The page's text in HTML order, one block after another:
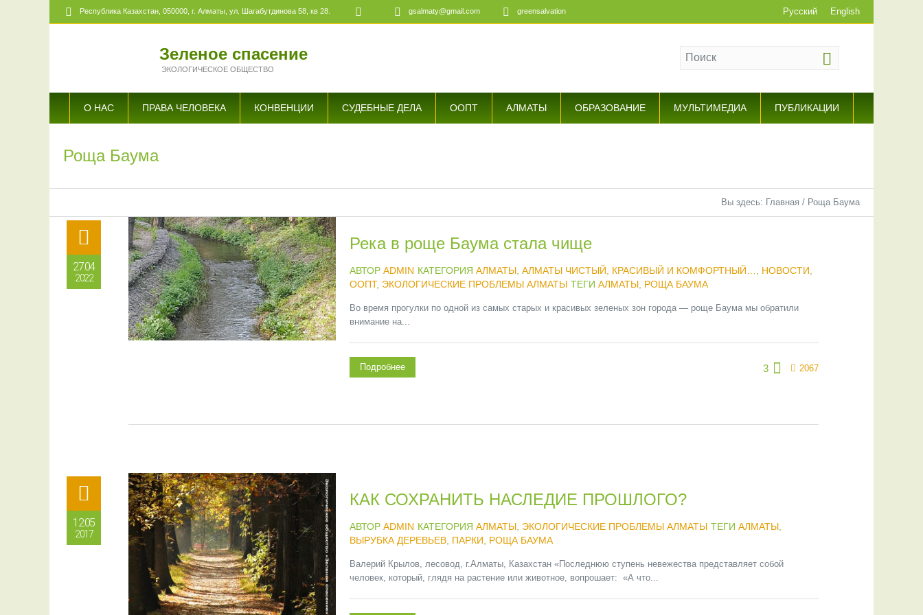
Русский English
Республика Казахстан, 050000, г. Алматы, ул. Шагабутдинова 58, кв 28. gsalmaty@gmail.com greensalvation
Зеленое спасение
ЭКОЛОГИЧЕСКОЕ ОБЩЕСТВО
О НАС ПРАВА ЧЕЛОВЕКА КОНВЕНЦИИ СУДЕБНЫЕ ДЕЛА ООПТ АЛМАТЫ ОБРАЗОВАНИЕ МУЛЬТИМЕДИА ПУБЛИКАЦИИ
Роща Баума
Вы здесь: Главная / Роща Баума
27.04
2022
Река в роще Баума стала чище
АВТОР ADMIN КАТЕГОРИЯ АЛМАТЫ, АЛМАТЫ ЧИСТЫЙ, КРАСИВЫЙ И КОМФОРТНЫЙ… НОВОСТИ
ООПТ, ЭКОЛОГИЧЕСКИЕ ПРОБЛЕМЫ АЛМАТЫ ТЕГИ АЛМАТЫ, РОЩА БАУМА
Во время прогулки по одной из самых старых и красивых зеленых зон города — роще Баума мы обратили
внимание на...
3 2067
Подробнее
12.05
2017
КАК СОХРАНИТЬ НАСЛЕДИЕ ПРОШЛОГО?
АВТОР ADMIN КАТЕГОРИЯ АЛМАТЫ, ЭКОЛОГИЧЕСКИЕ ПРОБЛЕМЫ АЛМАТЫ ТЕГИ АЛМАТЫ,
ВЫРУБКА ДЕРЕВЬЕВ, ПАРКИ РОЩА БАУМА
Валерий Крылов, лесовод, г.Алматы, Казахстан «Последнюю ступень невежества представляет собой
человек, который, глядя на растение или животное, вопрошает: «А что...